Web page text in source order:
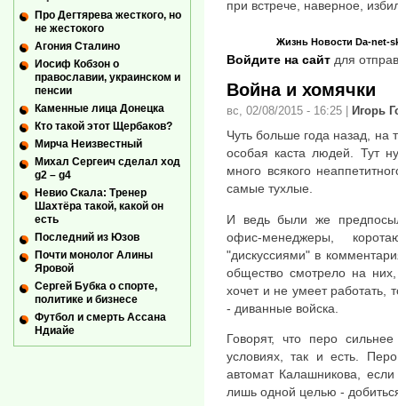
при встрече, наверное,
Жизнь Новости Da-net-
Войдите на сайт для
Война и хомячки
вс, 02/08/2015 - 16:25 Игорь
Чуть больше года назад, на
особая каста людей. Тут
много всякого
самые тухлые.
И ведь были же
офис-менеджеры,
"дискуссиями" в
общество смотрело на
хочет и не умеет работать,
- диванные войска.
Говорят, что перо
условиях, так и есть.
автомат Калашникова,
лишь одной целью -
Про Дегтярева жесткого, но
не жестокого
Агония Сталино
Иосиф Кобзон о
православии, украинском и
пенсии
Каменные лица Донецка
Кто такой этот Щербаков?
Мирча Неизвестный
Михал Сергеич сделал ход
g2 – g4
Невио Скала: Тренер
Шахтёра такой, какой он
есть
Последний из Юзов
Почти монолог Алины
Яровой
Сергей Бубка о спорте,
политике и бизнесе
Футбол и смерть Ассана
Ндиайе